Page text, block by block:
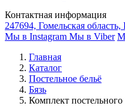
Контактная информация
247694, Гомельская
Мы в Instagram Мы в Viber
Главная
Каталог
Постельное бельё
Бязь
Комплект